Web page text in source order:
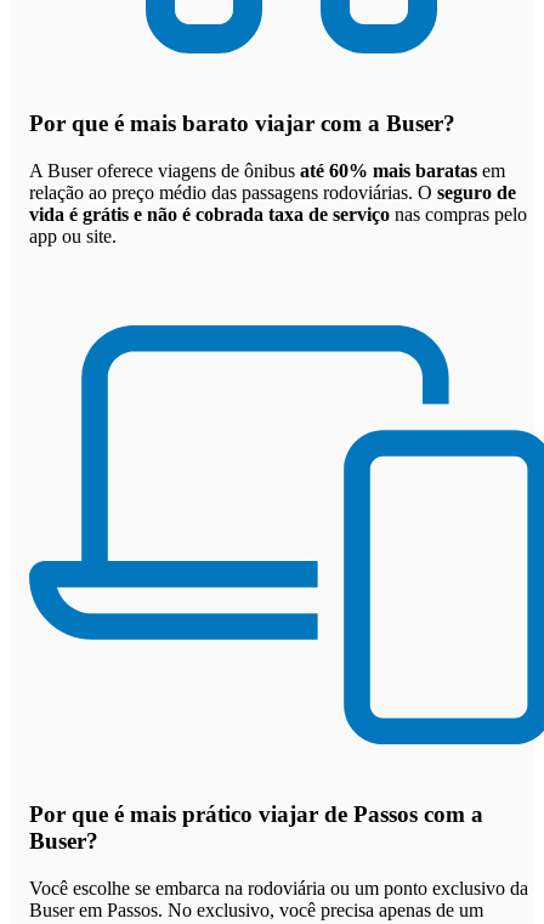
Por que é mais barato viajar com a Buser?
A Buser oferece viagens de ônibus até 60% mais baratas em
relação ao preço médio das passagens rodoviárias. O seguro de
vida é grátis e não é cobrada taxa de serviço nas compras pelo
app ou site.
Por que é mais prático viajar de Passos com a
Buser?
Você escolhe se embarca na rodoviária ou um ponto exclusivo da
Buser em Passos. No exclusivo, você precisa apenas de um